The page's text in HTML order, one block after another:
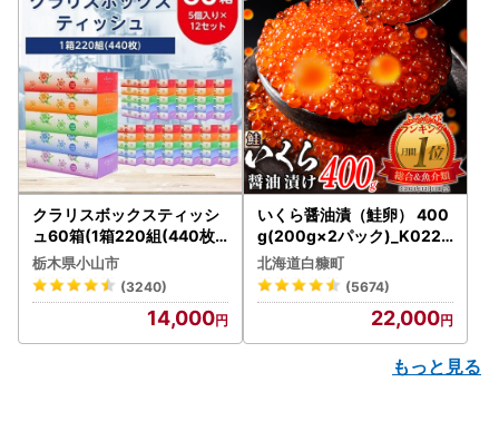
クラリスボックスティッシ
ュ60箱(1箱220組(440枚))
(5個入り×12セット)【配送
不可地域：離島・沖縄県】
【1256759】
栃木県小山市
(3240)
14,000
いくら醤油漬（鮭卵） 400
g(200g×2パック)_K022-
1676
北海道白糠町
(5674)
22,000
もっと見る